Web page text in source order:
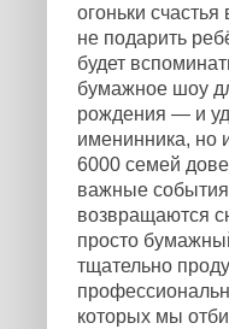
огоньки
не подарить
будет
бумажное шоу
рождения — и
именинника, но
6000 семей
важные
возвращаются
просто
тщательно
которых мы